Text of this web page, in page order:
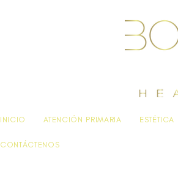
INICIO ATENCIÓN PRIMARIA ESTÉTICA
CONTÁCTENOS